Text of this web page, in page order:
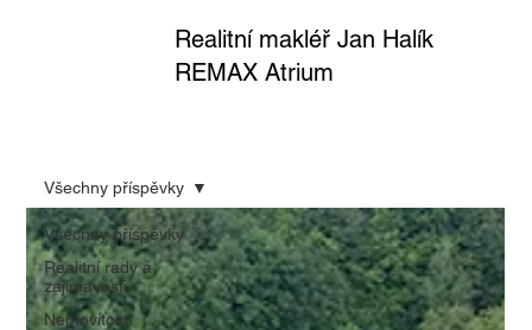
Realitní makléř Jan Halík
REMAX Atrium
Všechny příspěvky
Realitní rady a
zajímavosti
Nemovitosti
Všechny příspěvky